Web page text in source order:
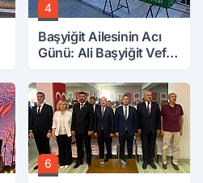
4
Başyiğit Ailesinin Acı
Günü: Ali Başyiğit Vefat
6